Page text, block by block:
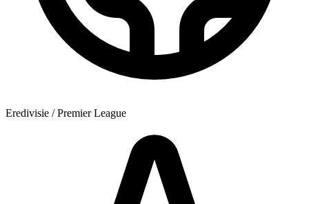
Eredivisie / Premier League